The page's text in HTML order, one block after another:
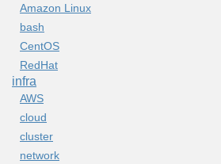
Amazon Linux
bash
CentOS
RedHat
infra
AWS
cloud
cluster
network